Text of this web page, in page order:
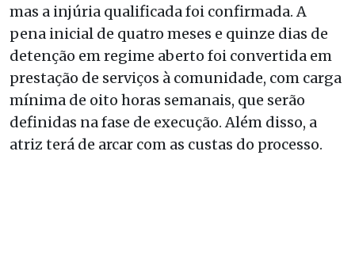
mas a injúria qualificada foi confirmada. A
pena inicial de quatro meses e quinze dias de
detenção em regime aberto foi convertida em
prestação de serviços à comunidade, com carga
mínima de oito horas semanais, que serão
definidas na fase de execução. Além disso, a
atriz terá de arcar com as custas do processo.